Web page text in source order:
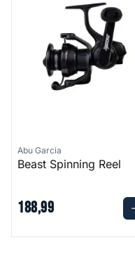
Abu Garcia
Beast Spinning Reel
188,99